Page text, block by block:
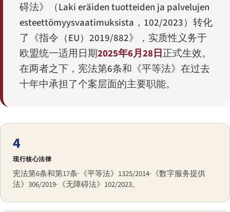
碍法》（Laki eräiden tuotteiden ja palvelujen
esteettömyysvaatimuksista ，102/2023）转化
了《指令（EU）2019/882》，实质性义务于
欧盟统一适用日期2025年6月28日正式生效。
在两者之下，宪法第6条和《平等法》在过去
十年中承担了个案层面的主要职能。
4
现行核心法律
宪法第6条和第17条·《平等法》1325/2014·《数字服务提供
法》306/2019·《无障碍法》102/2023。